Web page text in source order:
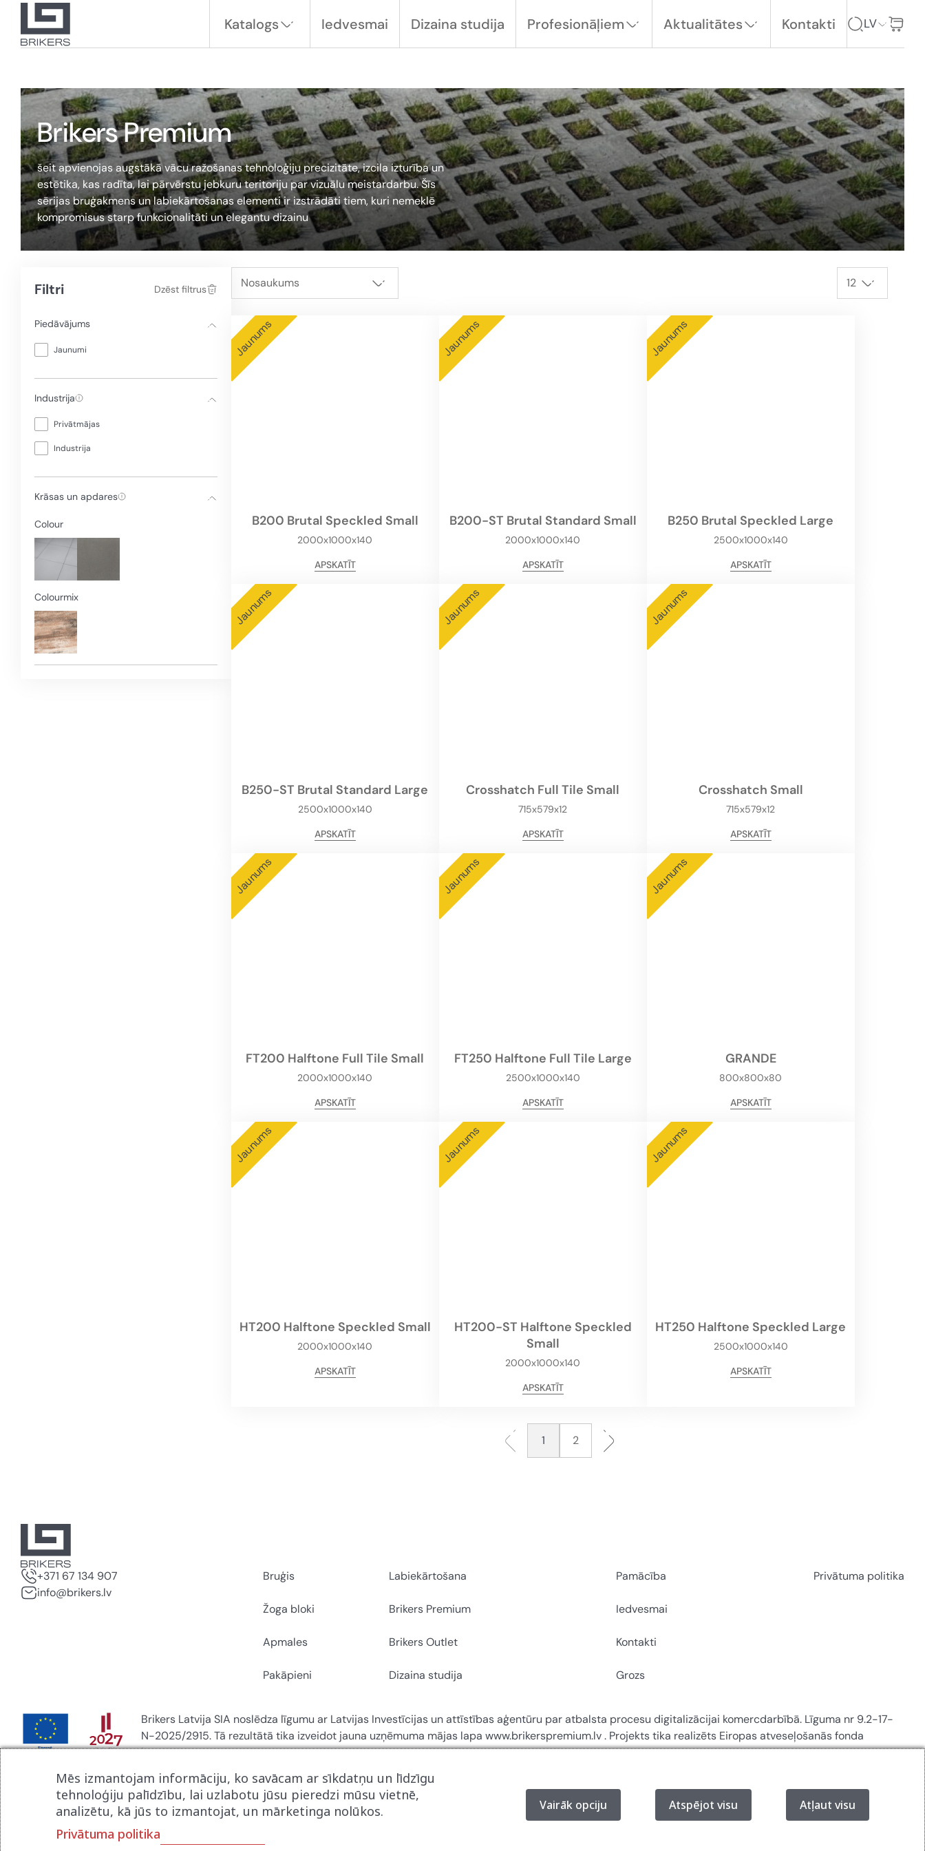
Katalogs Iedvesmai Dizaina studija Profesionāļiem Aktualitātes Kontakti LV
Brikers Premium
šeit apvienojas augstākā vācu ražošanas tehnoloģiju precizitāte, izcila izturība un
estētika, kas radīta, lai pārvērstu jebkuru teritoriju par vizuālu meistardarbu. Šīs
sērijas bruģakmens un labiekārtošanas elementi ir izstrādāti tiem, kuri nemeklē
kompromisus starp funkcionalitāti un elegantu dizainu
Filtri Dzēst filtrus
Piedāvājums
Jaunumi
Industrija
Privātmājas
Industrija
Krāsas un apdares
Colour
Colourmix
Nosaukums 12
Jaunums
B200 Brutal Speckled Small
2000x1000x140
APSKATĪT
Jaunums
B200-ST Brutal Standard Small
2000x1000x140
APSKATĪT
Jaunums
B250 Brutal Speckled Large
2500x1000x140
APSKATĪT
Jaunums
B250-ST Brutal Standard Large
2500x1000x140
APSKATĪT
Jaunums
Crosshatch Full Tile Small
715x579x12
APSKATĪT
Jaunums
Crosshatch Small
715x579x12
APSKATĪT
Jaunums
FT200 Halftone Full Tile Small
2000x1000x140
APSKATĪT
Jaunums
FT250 Halftone Full Tile Large
2500x1000x140
APSKATĪT
Jaunums
GRANDE
800x800x80
APSKATĪT
Jaunums
HT200 Halftone Speckled Small
2000x1000x140
APSKATĪT
Jaunums
HT200-ST Halftone Speckled
Small
2000x1000x140
APSKATĪT
Jaunums
HT250 Halftone Speckled Large
2500x1000x140
APSKATĪT
1 2
+371 67 134 907
info@brikers.lv
Bruģis
Žoga bloki
Apmales
Pakāpieni
Labiekārtošana
Brikers Premium
Brikers Outlet
Dizaina studija
Pamācība
Iedvesmai
Kontakti
Grozs
Privātuma politika
Brikers Latvija SIA noslēdza līgumu ar Latvijas Investīcijas un attīstības aģentūru par atbalsta procesu digitalizācijai komercdarbībā. Līguma nr 9.2-17-
N-2025/2915. Tā rezultātā tika izveidot jauna uzņēmuma mājas lapa www.brikerspremium.lv . Projekts tika realizēts Eiropas atveseļošanās fonda
ietvaros.
© 2026 Brikers. Visas tiesības ir aizsargātas
Mēs izmantojam informāciju, ko savācam ar sīkdatņu un līdzīgu
tehnoloģiju palīdzību, lai uzlabotu jūsu pieredzi mūsu vietnē,
analizētu, kā jūs to izmantojat, un mārketinga nolūkos.
Privātuma politika
Vairāk opciju Atspējot visu Atļaut visu